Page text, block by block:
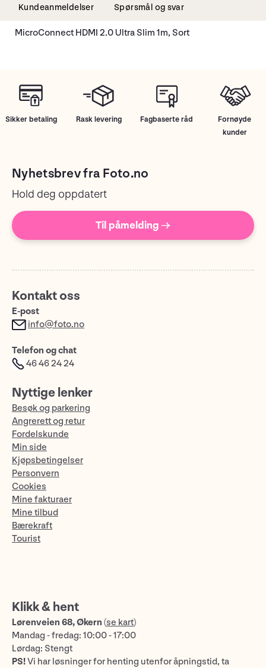
Kundeanmeldelser Spørsmål og svar
MicroConnect HDMI 2.0 Ultra Slim 1m, Sort
Sikker betaling Rask levering Fagbaserte råd
Fornøyde
kunder
Nyhetsbrev fra Foto.no
Hold deg oppdatert
Til påmelding →
Kontakt oss
E-post
info@foto.no
Telefon og chat
46 46 24 24
Nyttige lenker
Besøk og parkering
Angrerett og retur
Fordelskunde
Min side
Kjøpsbetingelser
Personvern
Cookies
Mine fakturaer
Mine tilbud
Bærekraft
Tourist
Klikk & hent
Lørenveien 68, Økern (se kart)
Mandag - fredag: 10:00 - 17:00
Lørdag: Stengt
PS!Vi har løsninger for henting utenfor åpningstid, ta